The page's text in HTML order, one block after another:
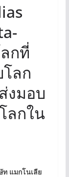
กที่
ลก
งมอบ
ลกใน
ท แมกโนเลีย